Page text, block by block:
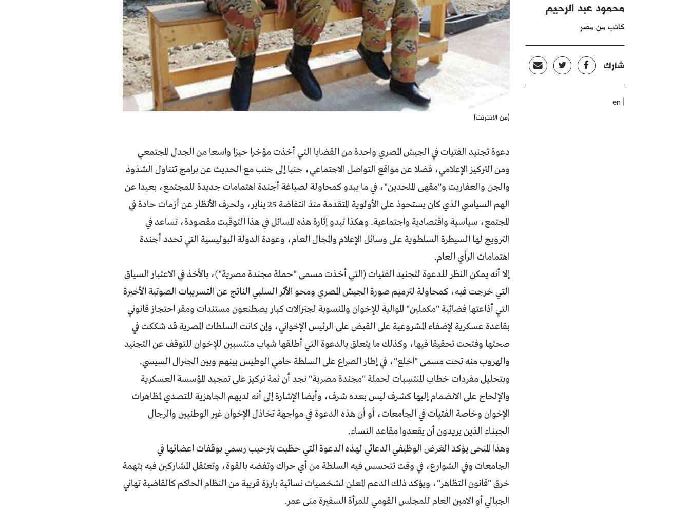
محمود عبد الرحيم
كاتب من مصر
شارك
|
en
(من الانترنت)
دعوة تجنيد الفتيات في الجيش المصري واحدة من القضايا التي أخذت مؤخرا حيزا واسعا من الجدل المجتمعي
ومن التركيز الإعلامي، فضلا عن مواقع التواصل الاجتماعي، جنبا إلى جنب مع الحديث عن برامج تتناول الشذوذ
والجن والعفاريت و"مقهى الملحدين"، في ما يبدو كمحاولة لصياغة أجندة اهتمامات جديدة للمجتمع، بعيدا عن
الهم السياسي الذي كان يستحوذ على الأولوية المتقدمة منذ انتفاضة 25 يناير، ولحرف الأنظار عن أزمات حادة في
المجتمع، سياسية واقتصادية واجتماعية. وهكذا تبدو إثارة هذه المسائل في هذا التوقيت مقصودة، تساعد في
الترويج لها السيطرة السلطوية على وسائل الإعلام والمجال العام، وعودة الدولة البوليسية التي تحدد أجندة
اهتمامات الرأي العام.
إلا أنه يمكن النظر للدعوة لتجنيد الفتيات (التي أخذت مسمى "حملة مجندة مصرية")، بالأخذ في الاعتبار السياق
التي خرجت فيه، كمحاولة لترميم صورة الجيش المصري ومحو الأثر السلبي الناتج عن التسريبات الصوتية الأخيرة
التي أذاعتها فضائية "مكملين" الموالية للإخوان والمنسوبة لجنرالات كبار يصطنعون مستندات ومقر احتجاز قانوني
بقاعدة عسكرية لإضفاء المشروعية على القبض على الرئيس الإخواني، وإن كانت السلطات المصرية قد شككت في
صحتها وفتحت تحقيقا فيها، وكذلك ما يتعلق بالدعوة التي أطلقها شباب منتسبين للإخوان للتوقف عن التجنيد
والهروب منه تحت مسمى "اخلع"، في إطار الصراع على السلطة حامي الوطيس بينهم وبين الجنرال السيسي.
وبتحليل مفردات خطاب المنتسِبات لحملة "مجندة مصرية" نجد أن ثمة تركيز على تمجيد المؤسسة العسكرية
والإلحاح على الانضمام إليها كشرف ليس بعده شرف، وأيضا الإشارة إلى أنه لديهم الجاهزية للتصدي لمظاهرات
الإخوان وخاصة الفتيات في الجامعات، أو أن هذه الدعوة في مواجهة تخاذل الإخوان غير الوطنيين والرجال
الجبناء الذين يريدون أن يقعدوا مقاعد النساء.
وهذا المنحى يؤكد الغرض الوظيفي الدعائي لهذه الدعوة التي حظيت بترحيب رسمي بوقفات اعضائها في
الجامعات وفي الشوارع، في وقت تتحسس فيه السلطة من أي حراك وتفضه بالقوة، وتعتقل المشاركين فيه بتهمة
خرق "قانون التظاهر"، ويؤكد ذلك الدعم المعلن لشخصيات نسائية بارزة قريبة من النظام الحاكم كالقاضية تهاني
الجبالي أو الامين العام للمجلس القومي للمرأة السفيرة منى عمر.